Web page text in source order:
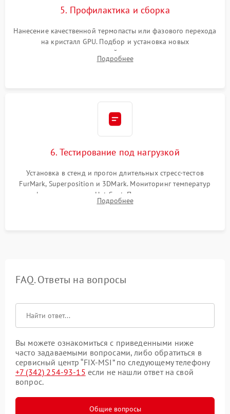
5. Профилактика и сборка
Нанесение качественной термопасты или фазового перехода
на кристалл GPU. Подбор и установка новых
термопрокладок правильной толщины на память и цепи
питания. Монтаж радиатора и бэкплейта, подключение и
Подробнее
6. Тестирование под нагрузкой
Установка в стенд и прогон длительных стресс-тестов
FurMark, Superposition и 3DMark. Мониторинг температур
графического чипа и Hot Spot. Проверка на отсутствие
артефактов изображения, вылетов драйвера и зависаний.
Подробнее
FAQ. Ответы на вопросы
Вы можете ознакомиться с приведенными ниже
часто задаваемыми вопросами, либо обратиться в
сервисный центр “FIX-MSI” по следующему телефону
+7 (342) 254-93-15 если не нашли ответ на свой
вопрос.
Общие вопросы